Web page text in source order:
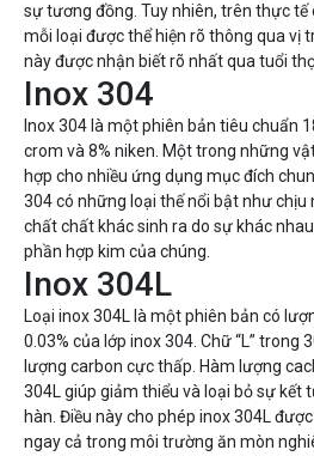
sự tương đồng. Tuy nhiên, trên thực tế
mỗi loại được thể hiện rõ thông qua vị
này được nhận biết rõ nhất qua tuổi
Inox 304
Inox 304 là một phiên bản tiêu chuẩn
crom và 8% niken. Một trong những
hợp cho nhiều ứng dụng mục đích
304 có những loại thế nổi bật như
chất chất khác sinh ra do sự khác
phần hợp kim của chúng.
Inox 304L
Loại inox 304L là một phiên bản có
0.03% của lớp inox 304. Chữ “L” trong
lượng carbon cực thấp. Hàm lượng
304L giúp giảm thiểu và loại bỏ sự kết
hàn. Điều này cho phép inox 304L
ngay cả trong môi trường ăn mòn